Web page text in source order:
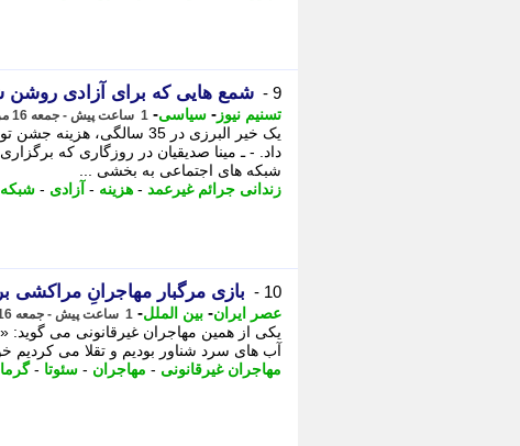
9 - شمع هایی که برای آزادی روشن
تسنیم نیوز - سیاسی- 1 ساعت پیش - جمعه 16 مرداد 1405، 10:20
یک خیر البرزی در 35
داد. - ـ مینا صدیقیان در روزگاری که
شبکه های اجتماعی به بخشی ...
زندانی جرائم غیرعمد - هزینه - آزادی -
10 - بازی مرگبار مهاجرانِ مراکشی
عصر ایران- بین الملل- 1 ساعت پیش - جمعه 16 مرداد 1405، 10:10
یکی از همین مهاجران غیرقانونی می گوید:
آب های سرد شناور بودیم و تقلا می کردیم
مهاجران غیرقانونی - مهاجران - سئوتا -